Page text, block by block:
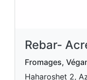
Rebar-
Fromages,
Haharoshet 2,